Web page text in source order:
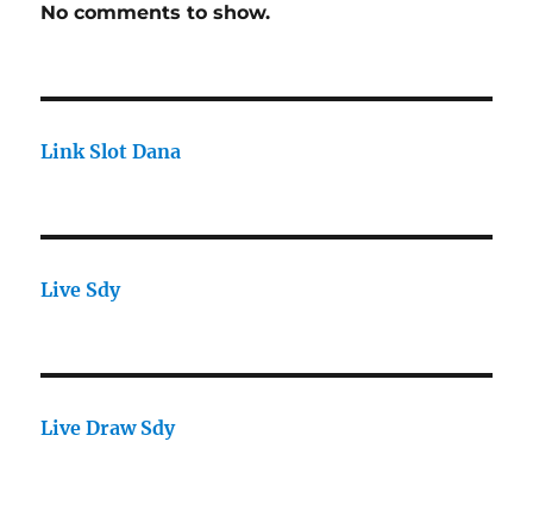
No comments to show.
Link Slot Dana
Live Sdy
Live Draw Sdy